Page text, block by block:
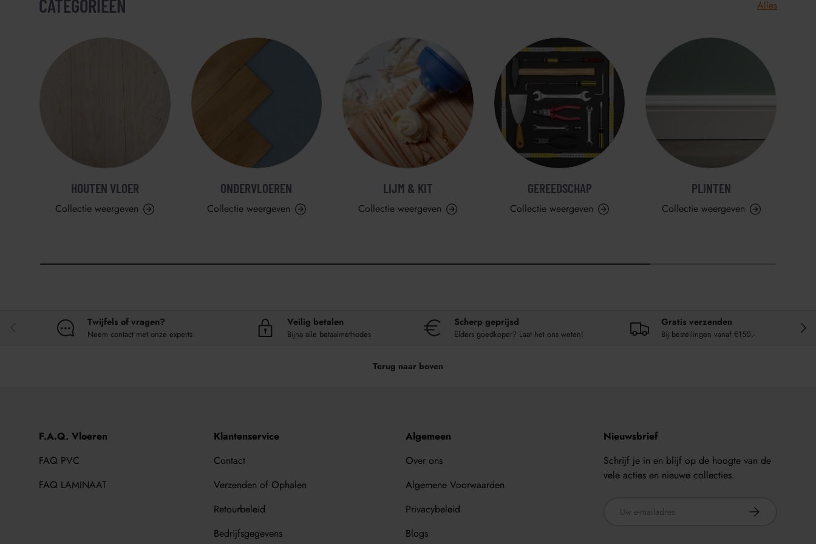
CATEGORIEËN Alles
HOUTEN VLOER
Collectie weergeven
ONDERVLOEREN
Collectie weergeven
LIJM & KIT
Collectie weergeven
GEREEDSCHAP
Collectie weergeven
PLINTEN
Collectie weergeven
Twijfels of vragen?
Neem contact met onze experts
Veilig betalen
Bijna alle betaalmethodes
Scherp geprijsd
Elders goedkoper? Laat het ons weten!
Gratis verzenden
Bij bestellingen vanaf €150,-
Terug naar boven
F.A.Q. Vloeren
FAQ PVC
FAQ LAMINAAT
Klantenservice
Contact
Verzenden of Ophalen
Retourbeleid
Bedrijfsgegevens
Algemeen
Over ons
Algemene Voorwaarden
Privacybeleid
Blogs
Nieuwsbrief
Schrijf je in en blijf op de hoogte van de
vele acties en nieuwe collecties.
ABONNEER